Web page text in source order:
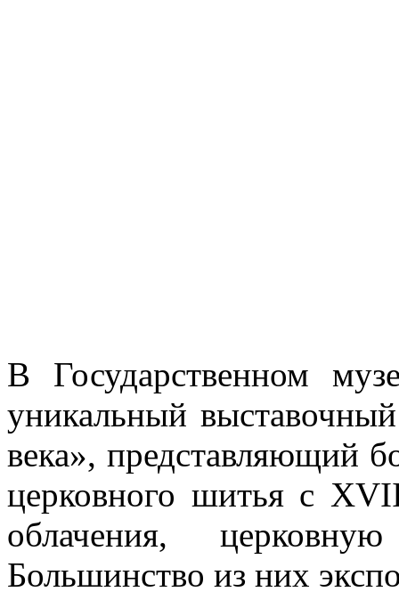
В Государственном
уникальный
века», представляющий
церковного шитья с
облачения,
Большинство из них